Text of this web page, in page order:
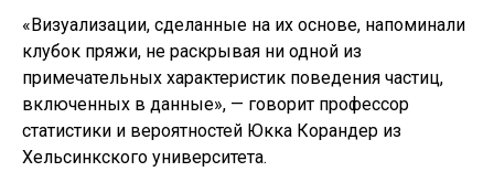
«Визуализации, сделанные на их основе, напоминали
клубок пряжи, не раскрывая ни одной из
примечательных характеристик поведения частиц,
включенных в данные», — говорит профессор
статистики и вероятностей Юкка Корандер из
Хельсинкского университета.